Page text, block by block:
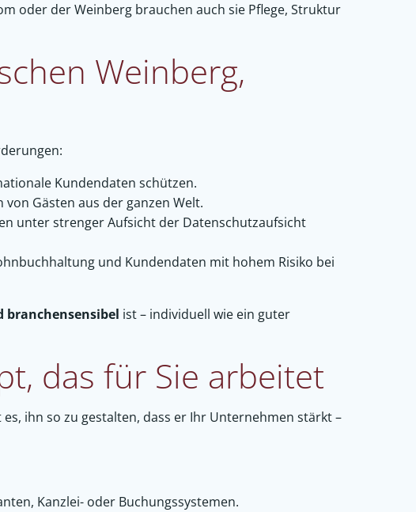
oder der Weinberg brauchen auch sie Pflege, Struktur
Weinberg,
Kundendaten schützen.
Gästen aus der ganzen Welt.
unter strenger Aufsicht der Datenschutzaufsicht
und Kundendaten mit hohem Risiko bei
branchensensibel ist – individuell wie ein guter
das für Sie arbeitet
ihn so zu gestalten, dass er Ihr Unternehmen stärkt –
Kanzlei- oder Buchungssystemen.